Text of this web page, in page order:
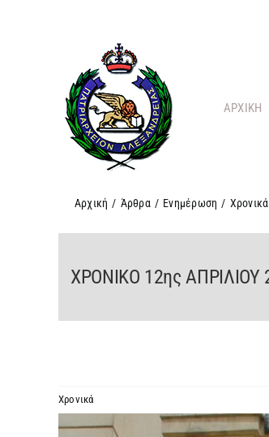
ΑΡΧΙΚΗ
Αρχική / Άρθρα / Ενημέρωση / Χρονικά
ΧΡΟΝΙΚΟ 12ης ΑΠΡΙΛΙΟΥ
Χρονικά
Προβολή